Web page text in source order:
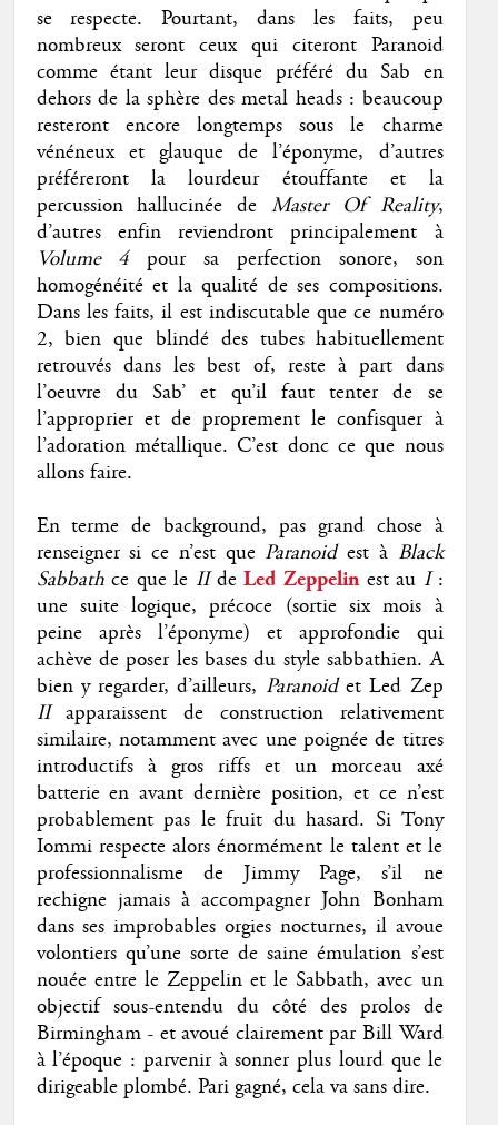
se respecte. Pourtant, dans les faits, peu
nombreux seront ceux qui citeront Paranoid
comme étant leur disque préféré du Sab en
dehors de la sphère des metal heads : beaucoup
resteront encore longtemps sous le charme
vénéneux et glauque de l’éponyme, d’autres
préféreront la lourdeur étouffante et la
percussion hallucinée de Master Of Reality,
d’autres enfin reviendront principalement à
Volume 4pour sa perfection sonore, son
homogénéité et la qualité de ses compositions.
Dans les faits, il est indiscutable que ce numéro
2, bien que blindé des tubes habituellement
retrouvés dans les best of, reste à part dans
l’oeuvre du Sab’ et qu’il faut tenter de se
l’approprier et de proprement le confisquer à
l’adoration métallique. C’est donc ce que nous
allons faire.
En terme de background, pas grand chose à
renseigner si ce n’est que Paranoidest à Black
Sabbathce que le IIdeLed Zeppelin est au I:
une suite logique, précoce (sortie six mois à
peine après l’éponyme) et approfondie qui
achève de poser les bases du style sabbathien. A
bien y regarder, d’ailleurs, Paranoidet Led Zep
IIapparaissent de construction relativement
similaire, notamment avec une poignée de titres
introductifs à gros riffs et un morceau axé
batterie en avant dernière position, et ce n’est
probablement pas le fruit du hasard. Si Tony
Iommi respecte alors énormément le talent et le
professionnalisme de Jimmy Page, s’il ne
rechigne jamais à accompagner John Bonham
dans ses improbables orgies nocturnes, il avoue
volontiers qu’une sorte de saine émulation s’est
nouée entre le Zeppelin et le Sabbath, avec un
objectif sous-entendu du côté des prolos de
Birmingham - et avoué clairement par Bill Ward
à l’époque : parvenir à sonner plus lourd que le
dirigeable plombé. Pari gagné, cela va sans dire.